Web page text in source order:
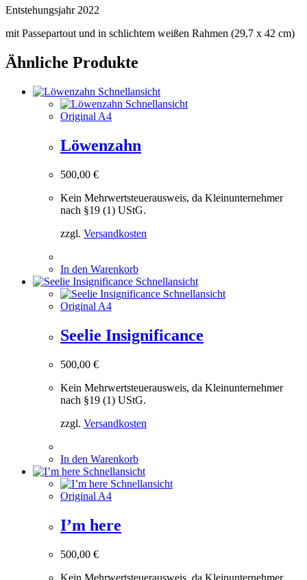
Entstehungsjahr 2022
mit Passepartout und in schlichtem weißen Rahmen (29,7 x 42 cm)
Ähnliche Produkte
Schnellansicht
Schnellansicht
Original A4
Löwenzahn
500,00 €
Kein Mehrwertsteuerausweis, da Kleinunternehmer
nach §19 (1) UStG.
zzgl. Versandkosten
In den Warenkorb
Schnellansicht
Schnellansicht
Original A4
Seelie Insignificance
500,00 €
Kein Mehrwertsteuerausweis, da Kleinunternehmer
nach §19 (1) UStG.
zzgl. Versandkosten
In den Warenkorb
Schnellansicht
Schnellansicht
Original A4
I’m here
500,00 €
Kein Mehrwertsteuerausweis, da Kleinunternehmer